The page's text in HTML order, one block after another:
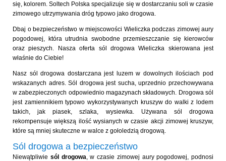
się, kolorem. Soltech Polska specjalizuje się w dostarczaniu soli w czasie
zimowego utrzymywania dróg typowo jako drogowa.
Dbaj o bezpieczeństwo w miejscowości Wieliczka podczas zimowej aury
pogodowej, która utrudnia swobodne przemieszczanie się kierowców
oraz pieszych. Nasza oferta sól drogowa Wieliczka skierowana jest
właśnie do Ciebie!
Nasz sól drogowa dostarczana jest luzem w dowolnych ilościach pod
wskazanych adres. Sól drogowa jest sucha, uprzednio przechowywana
w zabezpieczonych odpowiednio magazynach składowych. Drogowa sól
jest zamiennikiem typowo wykorzystywanych kruszyw do walki z lodem
takich, jak piasek, szlaka, wysiewka. Używana sól drogowa
rekompensuje większą ilość wysianych w czasie akcji zimowej kruszyw,
które są mniej skuteczne w walce z gołoledzią drogową.
Sól drogowa a bezpieczeństwo
Niewątpliwie sól drogowa, w czasie zimowej aury pogodowej, podnosi